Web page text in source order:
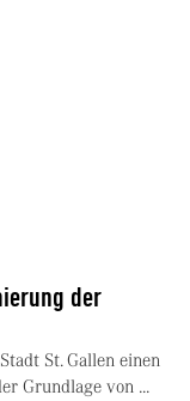
der
St. Gallen einen
Grundlage von ...